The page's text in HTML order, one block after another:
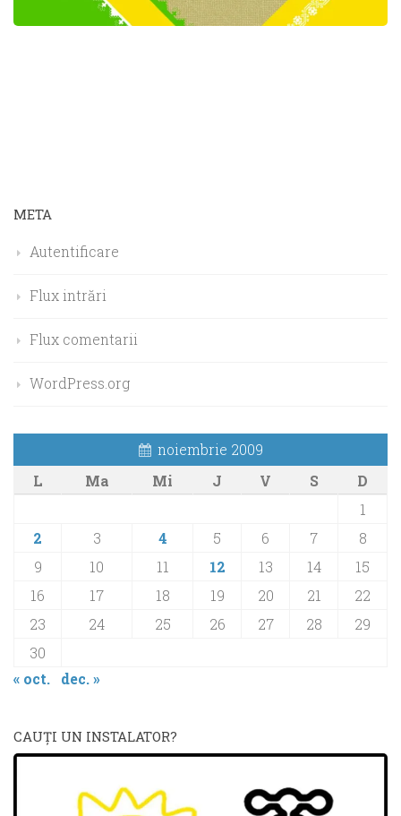
META
Autentificare
Flux intrări
Flux comentarii
WordPress.org
noiembrie 2009
L
Ma Mi J V S
D
1
2
3 4 5 6 7
8
9
10 11 12 13 14
15
16
17 18 19 20 21
22
23
24 25 26 27 28
29
30
« oct.
dec. »
CAUŢI UN INSTALATOR?